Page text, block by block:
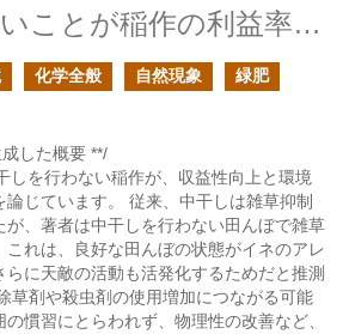
中干しをしないことが稲作の利益率を高める確信を得た
化学全般 自然現象
緑肥
した概要 **/
しを行わない稲作が、収益性向上と環境
じています。 従来、中干しは雑草抑制
が、著者は中干しを行わない田んぼで雑草
れは、良好な田んぼの状態がイネのアレ
らに天敵の活動も活発化するためだと推測
草剤や殺虫剤の使用増加につながる可能
慣習にとらわれず、物理性の改善など、